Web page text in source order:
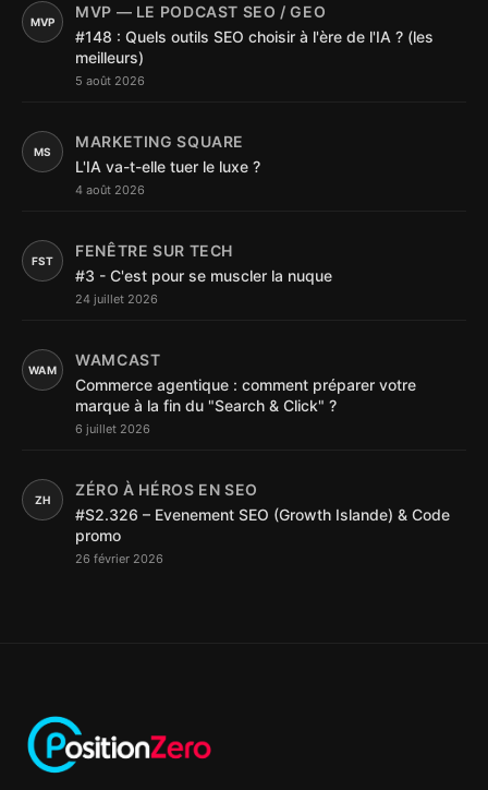
MVP
MVP — LE PODCAST SEO / GEO
#148 : Quels outils SEO choisir à l'ère de l'IA ? (les
meilleurs)
5 août 2026
MS
MARKETING SQUARE
L'IA va-t-elle tuer le luxe ?
4 août 2026
FST
FENÊTRE SUR TECH
#3 - C'est pour se muscler la nuque
24 juillet 2026
WAM
WAMCAST
Commerce agentique : comment préparer votre
marque à la fin du "Search & Click" ?
6 juillet 2026
ZH
ZÉRO À HÉROS EN SEO
#S2.326 – Evenement SEO (Growth Islande) & Code
promo
26 février 2026